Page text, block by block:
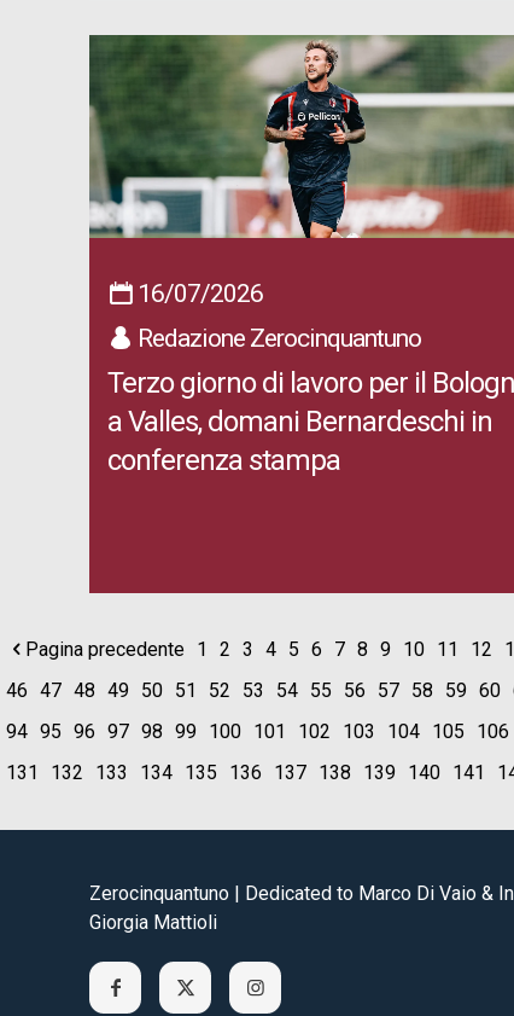
16/07/2026
Redazione Zerocinquantuno
Terzo giorno di lavoro per il
a Valles, domani Bernardeschi in
conferenza stampa
Pagina precedente 1 2 3 4 5 6 7 8 9 10 11 12
46 47 48 49 50 51 52 53 54 55 56 57 58 59 60
94 95 96 97 98 99 100 101 102 103 104 105 106
131
132 133 134 135 136 137 138 139 140 141
Zerocinquantuno | Dedicated to Marco Di Vaio &
Giorgia Mattioli